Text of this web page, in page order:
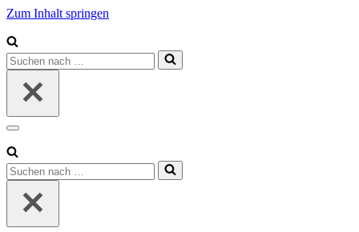
Zum Inhalt springen
Suchen
nach …
Navigationsmenü
Suchen
nach …